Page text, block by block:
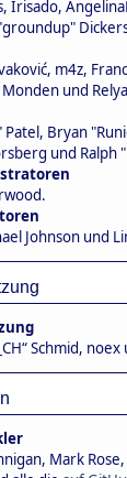
Irisado,
m4z,
und
Patel, Bryan
und
Johnson und
Schmid,
Mark Rose,